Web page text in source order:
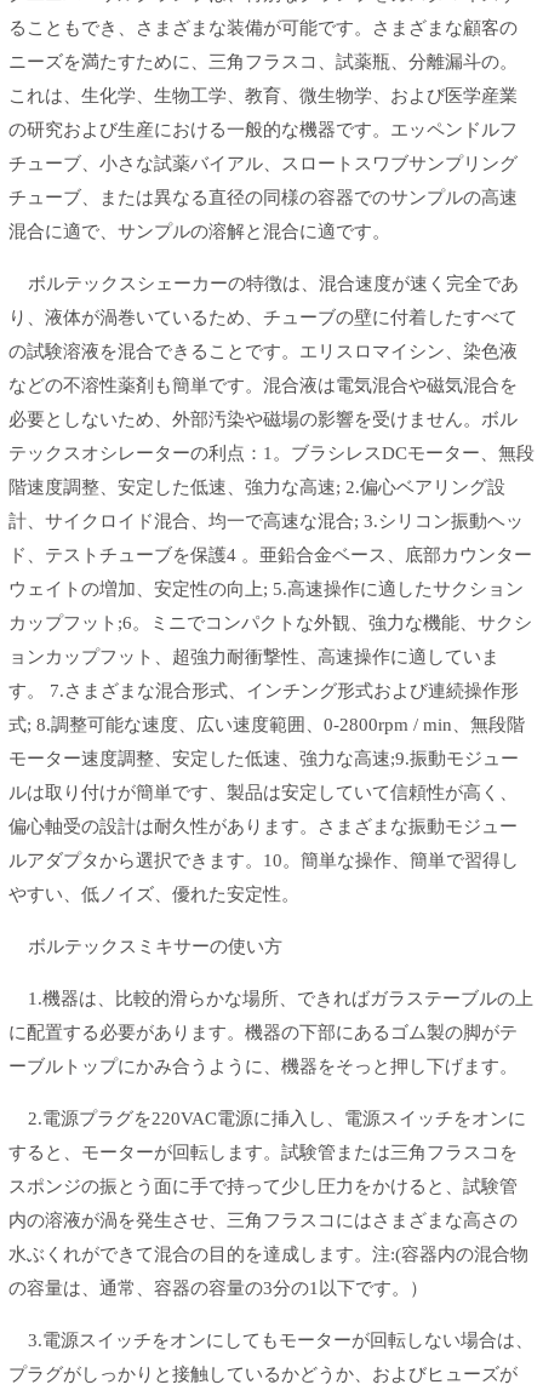
ることもでき、さまざまな装備が可能です。さまざまな顧客の
ニーズを満たすために、三角フラスコ、試薬瓶、分離漏斗の。
これは、生化学、生物工学、教育、微生物学、および医学産業
の研究および生産における一般的な機器です。エッペンドルフ
チューブ、小さな試薬バイアル、スロートスワブサンプリング
チューブ、または異なる直径の同様の容器でのサンプルの高速
混合に適で、サンプルの溶解と混合に適です。
ボルテックスシェーカーの特徴は、混合速度が速く完全であ
り、液体が渦巻いているため、チューブの壁に付着したすべて
の試験溶液を混合できることです。エリスロマイシン、染色液
などの不溶性薬剤も簡単です。混合液は電気混合や磁気混合を
必要としないため、外部汚染や磁場の影響を受けません。ボル
テックスオシレーターの利点：1。ブラシレスDCモーター、無段
階速度調整、安定した低速、強力な高速; 2.偏心ベアリング設
計、サイクロイド混合、均一で高速な混合; 3.シリコン振動ヘッ
ド、テストチューブを保護4 。亜鉛合金ベース、底部カウンター
ウェイトの増加、安定性の向上; 5.高速操作に適したサクション
カップフット;6。ミニでコンパクトな外観、強力な機能、サクシ
ョンカップフット、超強力耐衝撃性、高速操作に適していま
す。 7.さまざまな混合形式、インチング形式および連続操作形
式; 8.調整可能な速度、広い速度範囲、0-2800rpm / min、無段階
モーター速度調整、安定した低速、強力な高速;9.振動モジュー
ルは取り付けが簡単です、製品は安定していて信頼性が高く、
偏心軸受の設計は耐久性があります。さまざまな振動モジュー
ルアダプタから選択できます。10。簡単な操作、簡単で習得し
やすい、低ノイズ、優れた安定性。
ボルテックスミキサーの使い方
1.機器は、比較的滑らかな場所、できればガラステーブルの上
に配置する必要があります。機器の下部にあるゴム製の脚がテ
ーブルトップにかみ合うように、機器をそっと押し下げます。
2.電源プラグを220VAC電源に挿入し、電源スイッチをオンに
すると、モーターが回転します。試験管または三角フラスコを
スポンジの振とう面に手で持って少し圧力をかけると、試験管
内の溶液が渦を発生させ、三角フラスコにはさまざまな高さの
水ぶくれができて混合の目的を達成します。注:(容器内の混合物
の容量は、通常、容器の容量の3分の1以下です。）
3.電源スイッチをオンにしてもモーターが回転しない場合は、
プラグがしっかりと接触しているかどうか、およびヒューズが